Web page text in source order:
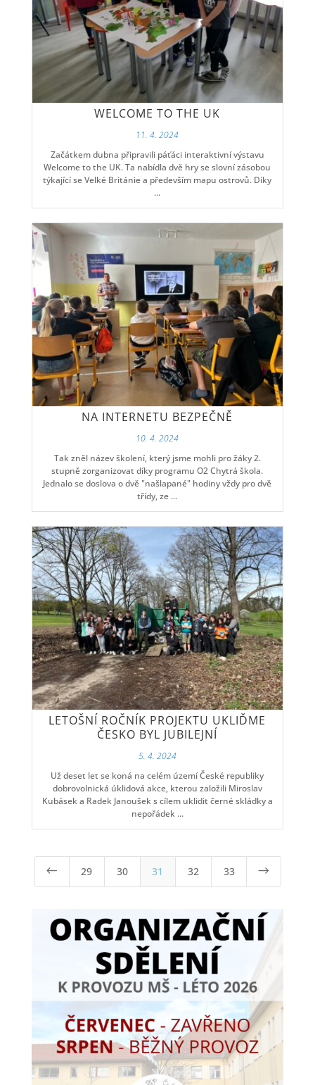
WELCOME TO THE UK
11. 4. 2024
Začátkem dubna připravili páťáci interaktivní výstavu
Welcome to the UK. Ta nabídla dvě hry se slovní zásobou
týkající se Velké Británie a především mapu ostrovů. Díky
...
NA INTERNETU BEZPEČNĚ
10. 4. 2024
Tak zněl název školení, který jsme mohli pro žáky 2.
stupně zorganizovat díky programu O2 Chytrá škola.
Jednalo se doslova o dvě "našlapané" hodiny vždy pro dvě
třídy, ze ...
LETOŠNÍ ROČNÍK PROJEKTU UKLIĎME
ČESKO BYL JUBILEJNÍ
5. 4. 2024
Už deset let se koná na celém území České republiky
dobrovolnická úklidová akce, kterou založili Miroslav
Kubásek a Radek Janoušek s cílem uklidit černé skládky a
nepořádek ...
# 29 30 31 32 33 $